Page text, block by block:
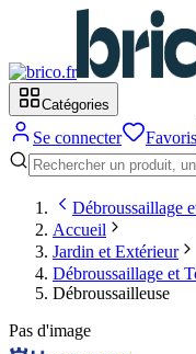
Catégories
Se connecter Favoris
Débroussaillage
Accueil
Jardin et Extérieur
Débroussaillage et
Débroussailleuse
Pas d'image